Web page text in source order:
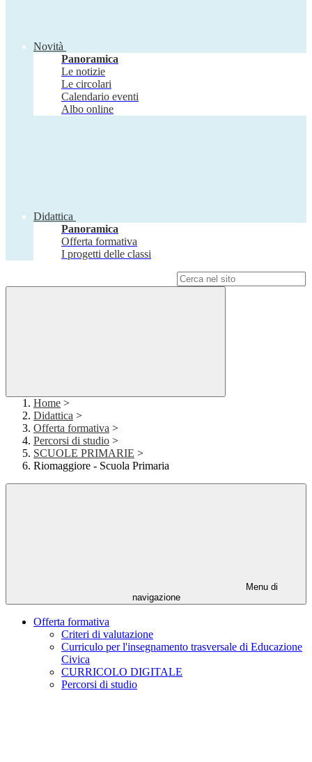
Novità
Panoramica
Le notizie
Le circolari
Calendario eventi
Albo online
Didattica
Panoramica
Offerta formativa
I progetti delle classi
Home >
Didattica >
Offerta formativa >
Percorsi di studio >
SCUOLE PRIMARIE >
Riomaggiore - Scuola Primaria
Menu di
navigazione
Offerta formativa
Criteri di valutazione
Curriculo per l'insegnamento trasversale di Educazione
Civica
CURRICOLO DIGITALE
Percorsi di studio